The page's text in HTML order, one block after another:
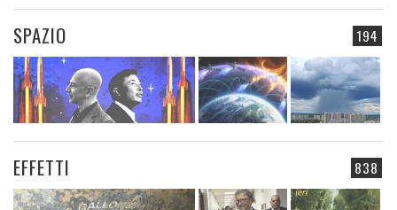
194
SPAZIO
838
EFFETTI